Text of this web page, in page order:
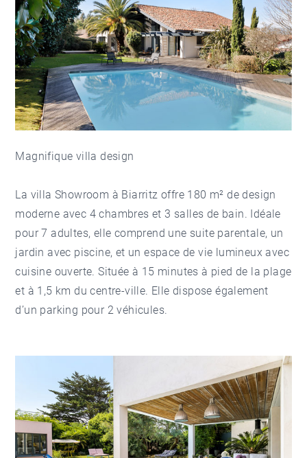
Magnifique villa design
La villa Showroom à Biarritz offre 180 m² de design
moderne avec 4 chambres et 3 salles de bain. Idéale
pour 7 adultes, elle comprend une suite parentale, un
jardin avec piscine, et un espace de vie lumineux avec
cuisine ouverte. Située à 15 minutes à pied de la plage
et à 1,5 km du centre-ville. Elle dispose également
d’un parking pour 2 véhicules.